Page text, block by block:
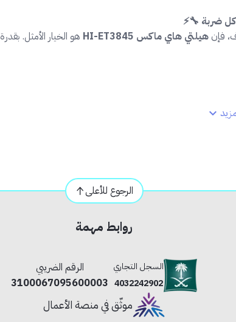
فإن هيلتي هاي ماكس HI-ET3845
هو الخيار الأمثل. بقدرة
الإنشائية والصناعية.
كل فترة لتبريد الجهاز والمحافظة على أدائه.
الرجوع للأعلى
روابط مهمة
السجل التجاري
4032242902
الرقم الضريبي
3100067095600003
موثّق في منصة الأعمال